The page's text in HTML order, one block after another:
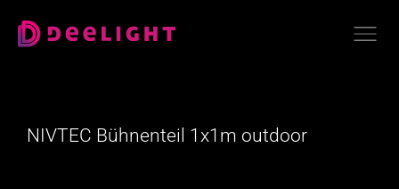
NIVTEC Bühnenteil 1x1m outdoor